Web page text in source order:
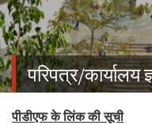
परिपत्र/कार्यालय
पीडीएफ के लिंक की सूची